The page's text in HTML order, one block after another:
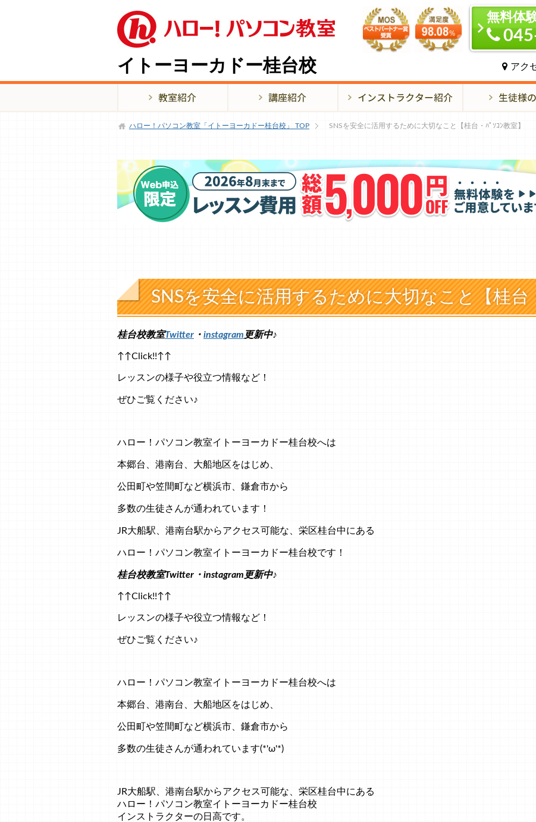
イトーヨーカドー桂台校
無料体
アク
ハロー！パソコン教室「イトーヨーカドー桂台校」 TOP SNSを安全に活用するために大切なこと【桂台・ﾊﾟｿｺﾝ教室】
SNSを安全に活用するために大切なこと【桂台
桂台校教室Twitter ・ instagram 更新中♪
↑↑Click!!↑↑
レッスンの様子や役立つ情報など！
ぜひご覧ください♪
ハロー！パソコン教室イトーヨーカドー桂台校へは
本郷台、港南台、大船地区をはじめ、
公田町や笠間町など横浜市、鎌倉市から
多数の生徒さんが通われています！
JR大船駅、港南台駅からアクセス可能な、栄区桂台中にある
ハロー！パソコン教室イトーヨーカドー桂台校です！
桂台校教室Twitter・instagram更新中♪
↑↑Click!!↑↑
レッスンの様子や役立つ情報など！
ぜひご覧ください♪
ハロー！パソコン教室イトーヨーカドー桂台校へは
本郷台、港南台、大船地区をはじめ、
公田町や笠間町など横浜市、鎌倉市から
多数の生徒さんが通われています(*'ω'*)
JR大船駅、港南台駅からアクセス可能な、栄区桂台中にある
ハロー！パソコン教室イトーヨーカドー桂台校
インストラクターの日高です。